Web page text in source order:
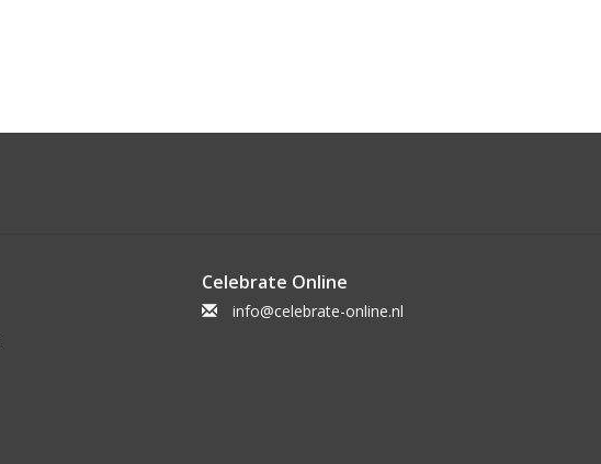
Celebrate Online
info@celebrate-online.nl